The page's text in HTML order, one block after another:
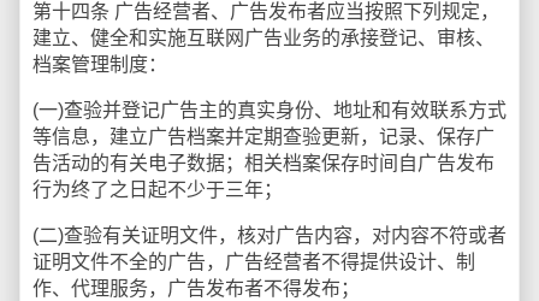
第十四条 广告经营者、广告发布者应当按照下列规定，
建立、健全和实施互联网广告业务的承接登记、审核、
档案管理制度：
(一)查验并登记广告主的真实身份、地址和有效联系方式
等信息，建立广告档案并定期查验更新，记录、保存广
告活动的有关电子数据；相关档案保存时间自广告发布
行为终了之日起不少于三年；
(二)查验有关证明文件，核对广告内容，对内容不符或者
证明文件不全的广告，广告经营者不得提供设计、制
作、代理服务，广告发布者不得发布；